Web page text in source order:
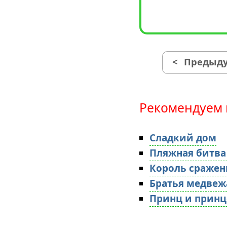
<
Рекомендуем
Сладкий дом
Пляжная
Король
Братья
Принц и